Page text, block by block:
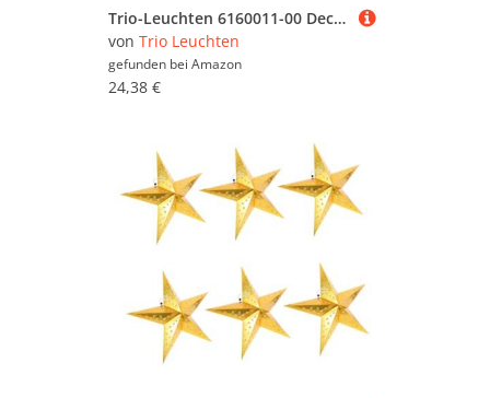
Trio-Leuchten 6160011-00 Deckenleuchte -Fussball- 1xE27 max. 60W D:30cm Glas opal weiß/schwarz
von Trio Leuchten
gefunden bei Amazon
24,38 €